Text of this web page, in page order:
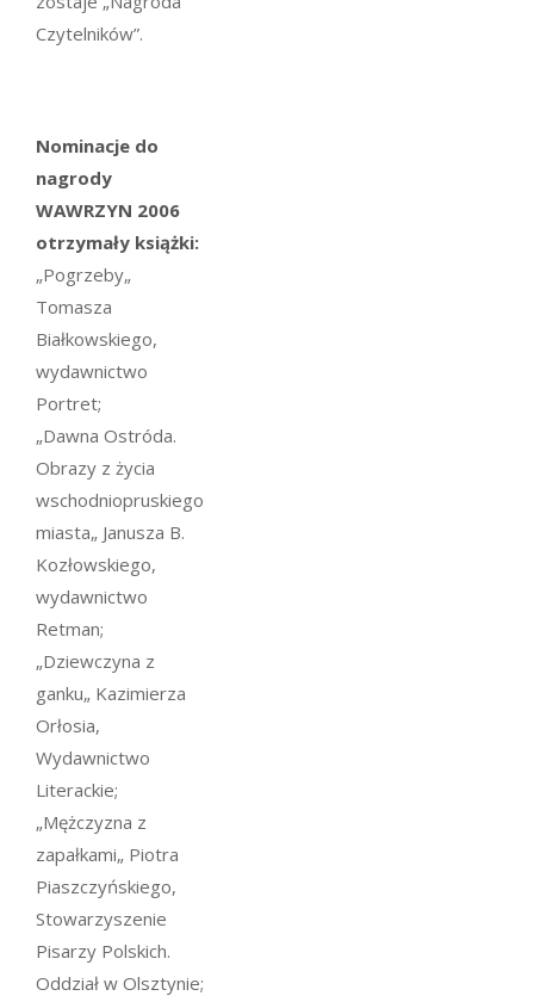
Czytelników”.
Nominacje do
nagrody
WAWRZYN 2006
otrzymały książki:
„Pogrzeby„
Tomasza
Białkowskiego,
wydawnictwo
Portret;
„Dawna Ostróda.
Obrazy z życia
wschodniopruskiego
miasta„ Janusza B.
Kozłowskiego,
wydawnictwo
Retman;
„Dziewczyna z
ganku„ Kazimierza
Orłosia,
Wydawnictwo
Literackie;
„Mężczyzna z
zapałkami„ Piotra
Piaszczyńskiego,
Stowarzyszenie
Pisarzy Polskich.
Oddział w Olsztynie;